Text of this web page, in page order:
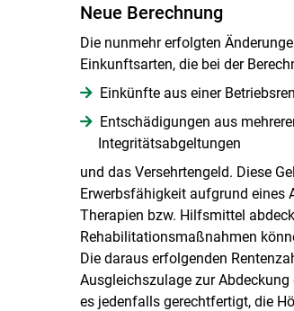
Neue Berechnung
Die nunmehr erfolgten
Einkunftsarten, die bei der
Einkünfte aus einer
Entschädigungen aus
Integritätsabgeltungen
und das Versehrtengeld. Diese
Erwerbsfähigkeit aufgrund eines
Therapien bzw. Hilfsmittel
Rehabilitationsmaßnahmen
Die daraus erfolgenden
Ausgleichszulage zur
es jedenfalls gerechtfertigt, die